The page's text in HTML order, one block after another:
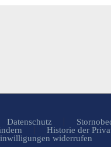
Datenschutz
Historie der
widerrufen